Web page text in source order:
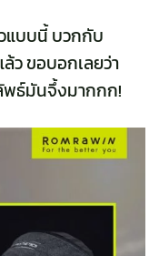
แบบนี้ บวกกับ
ล้ว ขอบอกเลยว่า
พธ์มันจึ้งมากกก!